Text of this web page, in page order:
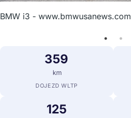
BMW i3 - www.bmwusanews.com
359
km
DOJEZD WLTP
125